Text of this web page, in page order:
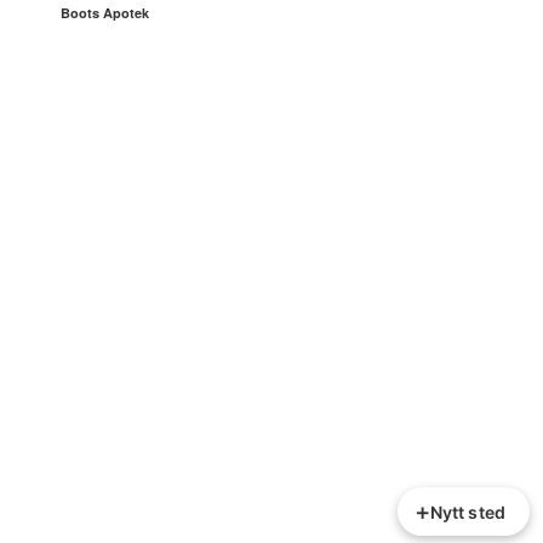
Boots Apotek
+Nytt sted